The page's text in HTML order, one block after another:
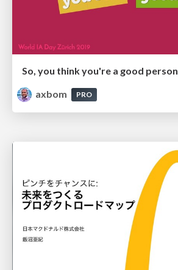
So, you think you're a good person
axbom
PRO